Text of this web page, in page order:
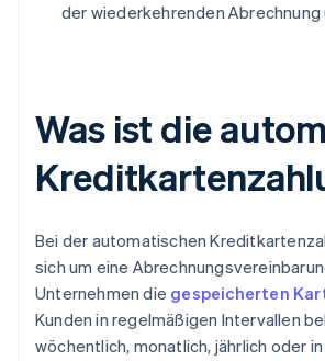
der wiederkehrenden
Was ist die
Bei der automatischen
sich um eine
Unternehmen die gespeicherten
Kunden in regelmäßigen Intervallen
wöchentlich, monatlich, jährlich oder